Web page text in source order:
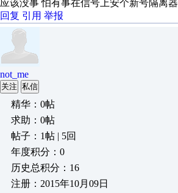
应该没事 怕有事在信号上安个新号隔离器
回复 引用 举报
not_me
关注 私信
精华：0帖
求助：0帖
帖子：1帖 | 5回
年度积分：0
历史总积分：16
注册：2015年10月09日